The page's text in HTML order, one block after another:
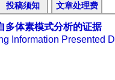
投稿须知 文章处理费
体素模式分析的证据
Information Presented